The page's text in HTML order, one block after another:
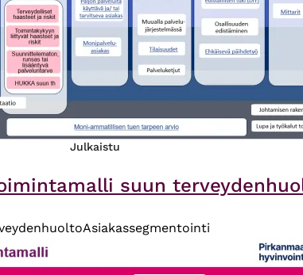
Julkaistu
suun
Asiakassegmentointi